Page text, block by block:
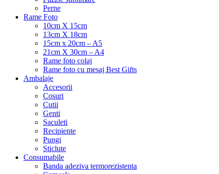
Perne
Rame Foto
10cm X 15cm
13cm X 18cm
15cm x 20cm – A5
21cm X 30cm – A4
Rame foto colaj
Rame foto cu mesaj Best Gifts
Ambalaje
Accesorii
Cosuri
Cutii
Genti
Saculeti
Recipiente
Pungi
Sticlute
Consumabile
Banda adeziva termorezistenta